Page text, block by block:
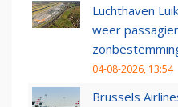
Luchthaven
weer
04-08-2026, 13:54
Brussels